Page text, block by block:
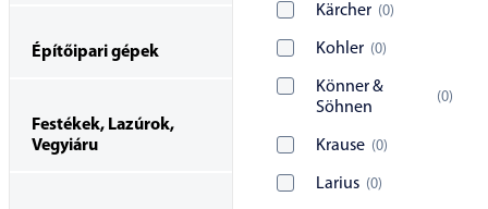
Kärcher (0)
Kohler (0)
Könner &
Söhnen
(0)
Krause (0)
Larius (0)
Építőipari gépek
Festékek, Lazúrok,
Vegyiáru